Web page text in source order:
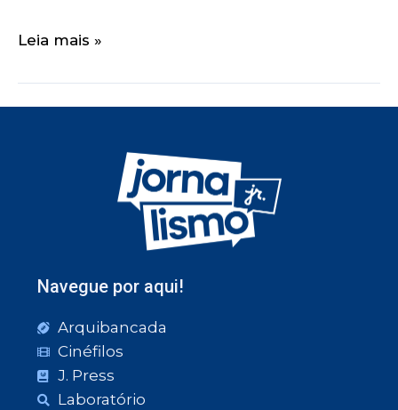
Leia mais »
Navegue por aqui!
Arquibancada
Cinéfilos
J. Press
Laboratório